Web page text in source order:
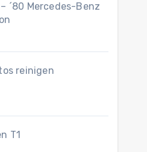
´80 Mercedes-Benz
reinigen
T1